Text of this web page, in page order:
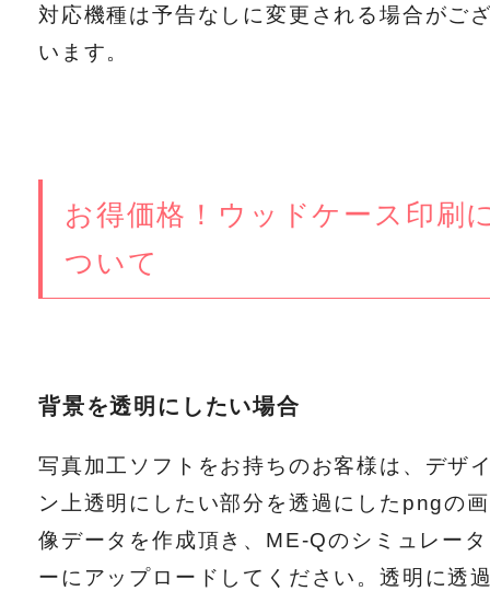
対応機種は予告なしに変更される場合がご
います。
お得価格！ウッドケース印刷
ついて
背景を透明にしたい場合
写真加工ソフトをお持ちのお客様は、デザ
ン上透明にしたい部分を透過にしたpngの画
像データを作成頂き、ME-Qのシミュレータ
ーにアップロードしてください。透明に透